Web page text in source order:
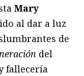
Mary
al dar a luz
de
del
fallecería